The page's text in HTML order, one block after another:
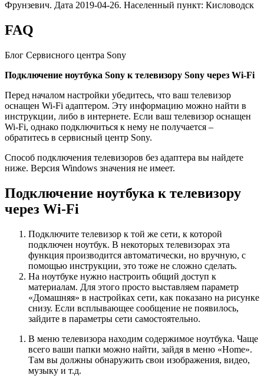
Фрунзевич. Дата 2019-04-26. Населенный пункт: Кисловодск
FAQ
Блог Сервисного центра Sony
Подключение ноутбука Sony к телевизору Sony через Wi-Fi
Перед началом настройки убедитесь, что ваш телевизор
оснащен Wi-Fi адаптером. Эту информацию можно найти в
инструкции, либо в интернете. Если ваш телевизор оснащен
Wi-Fi, однако подключиться к нему не получается –
обратитесь в сервисный центр Sony.
Способ подключения телевизоров без адаптера вы найдете
ниже. Версия Windows значения не имеет.
Подключение ноутбука к телевизору
через Wi-Fi
Подключите телевизор к той же сети, к которой
подключен ноутбук. В некоторых телевизорах эта
функция производится автоматически, но вручную, с
помощью инструкции, это тоже не сложно сделать.
На ноутбуке нужно настроить общий доступ к
материалам. Для этого просто выставляем параметр
«Домашняя» в настройках сети, как показано на рисунке
снизу. Если всплывающее сообщение не появилось,
зайдите в параметры сети самостоятельно.
В меню телевизора находим содержимое ноутбука. Чаще
всего ваши папки можно найти, зайдя в меню «Home».
Там вы должны обнаружить свои изображения, видео,
музыку и т.д.